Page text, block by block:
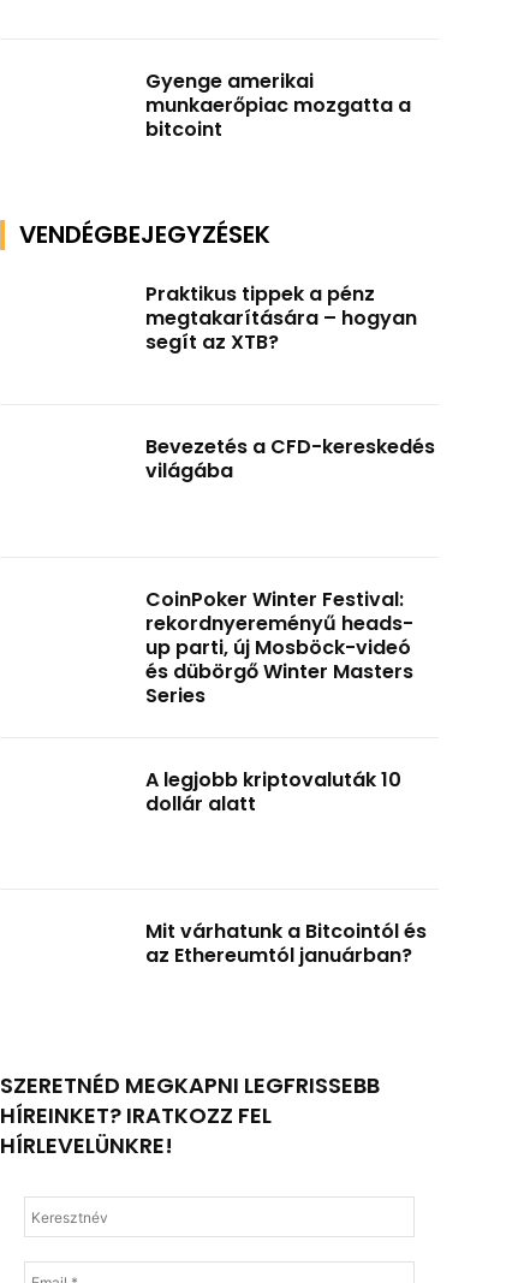
Gyenge amerikai
munkaerőpiac mozgatta a
bitcoint
VENDÉGBEJEGYZÉSEK
Praktikus tippek a pénz
megtakarítására – hogyan
segít az XTB?
Bevezetés a CFD-kereskedés
világába
CoinPoker Winter Festival:
rekordnyereményű heads-
up parti, új Mosböck-videó
és dübörgő Winter Masters
Series
A legjobb kriptovaluták 10
dollár alatt
Mit várhatunk a Bitcointól és
az Ethereumtól januárban?
SZERETNÉD MEGKAPNI LEGFRISSEBB
HÍREINKET? IRATKOZZ FEL
HÍRLEVELÜNKRE!